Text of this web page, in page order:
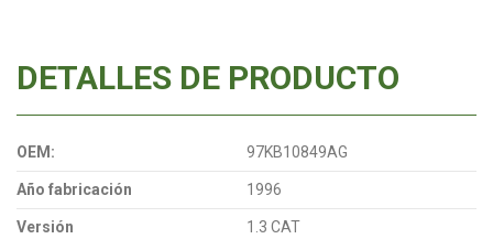
DETALLES DE PRODUCTO
OEM: 97KB10849AG
Año fabricación 1996
Versión 1.3 CAT